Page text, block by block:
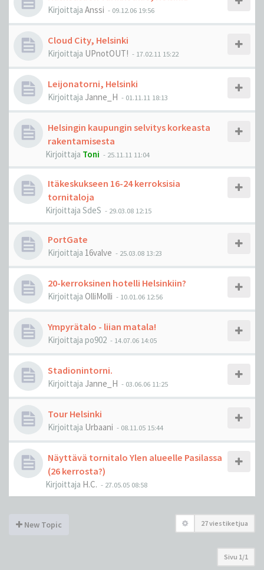
Kirjoittaja Anssi - 09.12.06 19:56
Cloud City, Helsinki
Kirjoittaja UPnotOUT! - 17.02.11 15:22
Leijonatorni, Helsinki
Kirjoittaja Janne_H - 01.11.11 18:13
Helsingin kaupungin selvitys korkeasta
rakentamisesta
Kirjoittaja Toni - 25.11.11 11:04
Itäkeskukseen 16-24 kerroksisia
tornitaloja
Kirjoittaja SdeS - 29.03.08 12:15
PortGate
Kirjoittaja 16valve - 25.03.08 13:23
20-kerroksinen hotelli Helsinkiin?
Kirjoittaja OlliMolli - 10.01.06 12:56
Ympyrätalo - liian matala!
Kirjoittaja po902 - 14.07.06 14:05
Stadionintorni.
Kirjoittaja Janne_H - 03.06.06 11:25
Tour Helsinki
Kirjoittaja Urbaani - 08.11.05 15:44
Näyttävä tornitalo Ylen alueelle Pasilassa
(26 kerrosta?)
Kirjoittaja H.C. - 27.05.05 08:58
New Topic 27 viestiketjua
Sivu 1/1